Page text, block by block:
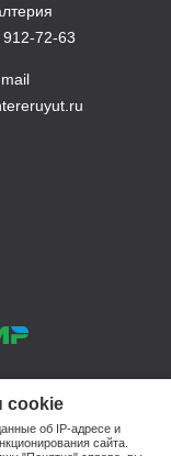
cookie
об IP-адресе и
сайта.
72-63